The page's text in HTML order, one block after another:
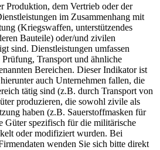
Produktion, dem Vertrieb oder der
im Zusammenhang mit
(Kriegswaffen, unterstützendes
Bauteile) oder/und zivilen
sind. Dienstleistungen umfassen
Transport und ähnliche
Bereichen. Dieser Indikator ist
auch Unternehmen fallen, die
tätig sind (z.B. durch Transport von
produzieren, die sowohl zivile als
haben (z.B. Sauerstoffmasken für
Güter spezifisch für die militärische
oder modifiziert wurden. Bei
wenden Sie sich bitte direkt